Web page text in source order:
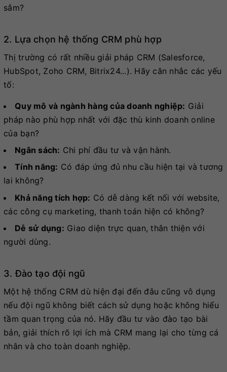
sắm?
2. Lựa chọn hệ thống CRM phù hợp
Thị trường có rất nhiều giải pháp CRM (Salesforce,
HubSpot, Zoho CRM, Bitrix24...). Hãy cân nhắc các yếu
tố:
Quy mô và ngành hàng của doanh nghiệp: Giải
pháp nào phù hợp nhất với đặc thù kinh doanh online
của bạn?
Ngân sách: Chi phí đầu tư và vận hành.
Tính năng: Có đáp ứng đủ nhu cầu hiện tại và tương
lai không?
Khả năng tích hợp: Có dễ dàng kết nối với website,
các công cụ marketing, thanh toán hiện có không?
Dễ sử dụng: Giao diện trực quan, thân thiện với
người dùng.
3. Đào tạo đội ngũ
Một hệ thống CRM dù hiện đại đến đâu cũng vô dụng
nếu đội ngũ không biết cách sử dụng hoặc không hiểu
tầm quan trọng của nó. Hãy đầu tư vào đào tạo bài
bản, giải thích rõ lợi ích mà CRM mang lại cho từng cá
nhân và cho toàn doanh nghiệp.